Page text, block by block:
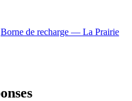
Borne de recharge — La Prairie